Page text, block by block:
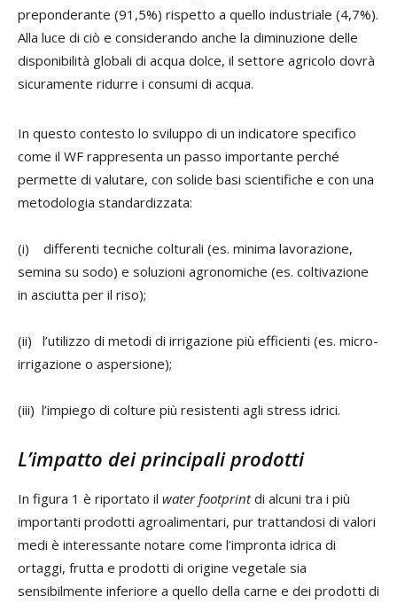
preponderante (91,5%) rispetto a quello industriale (4,7%).
Alla luce di ciò e considerando anche la diminuzione delle
disponibilità globali di acqua dolce, il settore agricolo dovrà
sicuramente ridurre i consumi di acqua.
In questo contesto lo sviluppo di un indicatore specifico
come il WF rappresenta un passo importante perché
permette di valutare, con solide basi scientifiche e con una
metodologia standardizzata:
(i) differenti tecniche colturali (es. minima lavorazione,
semina su sodo) e soluzioni agronomiche (es. coltivazione
in asciutta per il riso);
(ii) l’utilizzo di metodi di irrigazione più efficienti (es. micro-
irrigazione o aspersione);
(iii) l’impiego di colture più resistenti agli stress idrici.
L’impatto dei principali prodotti
In figura 1 è riportato il water footprintdi alcuni tra i più
importanti prodotti agroalimentari, pur trattandosi di valori
medi è interessante notare come l’impronta idrica di
ortaggi, frutta e prodotti di origine vegetale sia
sensibilmente inferiore a quello della carne e dei prodotti di